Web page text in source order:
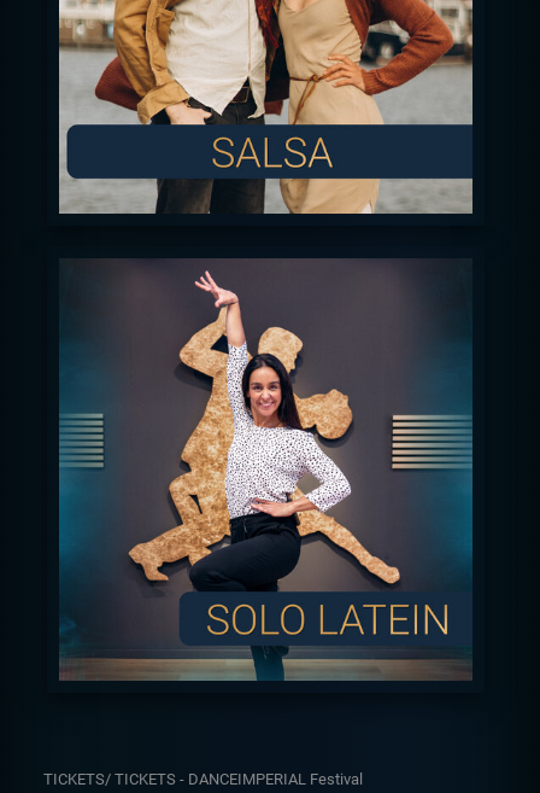
TICKETS/ TICKETS - DANCEIMPERIAL Festival